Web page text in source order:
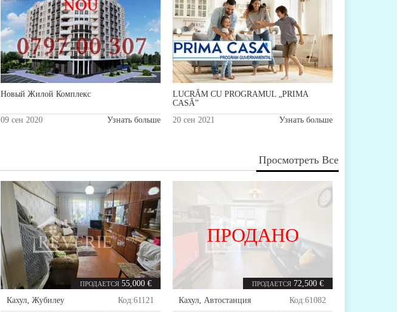
Новый Жилой Комплекс
09 сен 2020 Узнать больше
LUCRĂM CU PROGRAMUL „PRIMA
CASĂ”
20 сен 2021
Узнать больше
Просмотреть Все
ПРОДАЕТСЯ 55,000 €
Кахул,Жубилеу Код:61121
ПРОДАНО
ПРОДАЕТСЯ 72,500 €
Кахул,Автостанция Код:61082